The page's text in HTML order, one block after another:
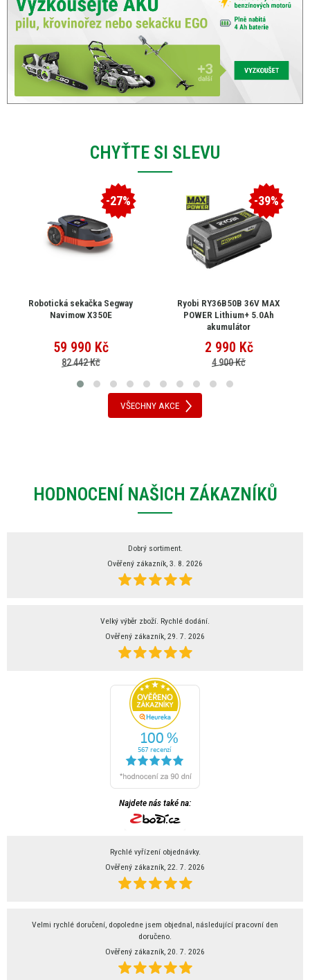
CHYŤTE SI SLEVU
-27%
Robotická sekačka Segway
Navimow X350E
59 990 Kč
82 442 Kč
-39%
Ryobi RY36B50B 36V MAX
POWER Lithium+ 5.0Ah
akumulátor
2 990 Kč
4 900 Kč
VŠECHNY AKCE
HODNOCENÍ NAŠICH ZÁKAZNÍKŮ
Dobrý sortiment.
Ověřený zákazník, 3. 8. 2026
Velký výběr zboží. Rychlé dodání.
Ověřený zákazník, 29. 7. 2026
Najdete nás také na:
Rychlé vyřízení objednávky.
Ověřený zákazník, 22. 7. 2026
Velmi rychlé doručení, dopoledne jsem objednal, následující pracovní den
doručeno.
Ověřený zákazník, 20. 7. 2026